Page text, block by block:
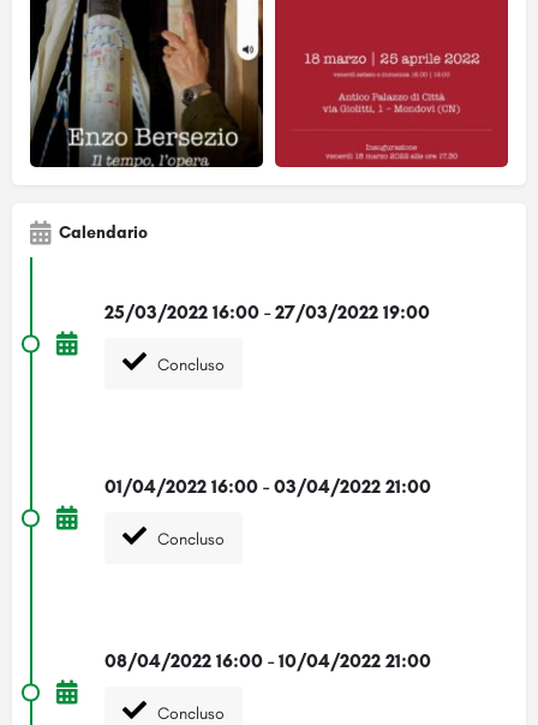
Calendario
25/03/2022 16:00 - 27/03/2022 19:00
Concluso
01/04/2022 16:00 - 03/04/2022 21:00
Concluso
08/04/2022 16:00 - 10/04/2022 21:00
Concluso